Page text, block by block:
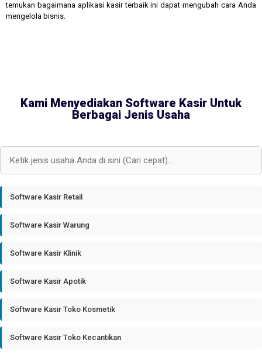
temukan bagaimana aplikasi kasir terbaik ini dapat mengubah cara Anda
mengelola bisnis.
Kami Menyediakan Software Kasir Untuk
Berbagai Jenis Usaha
Software Kasir Retail
Software Kasir Warung
Software Kasir Klinik
Software Kasir Apotik
Software Kasir Toko Kosmetik
Software Kasir Toko Kecantikan